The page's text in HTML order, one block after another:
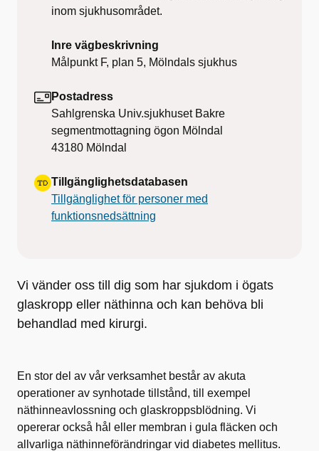
inom sjukhusområdet.
Inre vägbeskrivning
Målpunkt F, plan 5, Mölndals sjukhus
Postadress
Sahlgrenska Univ.sjukhuset Bakre
segmentmottagning ögon Mölndal
43180 Mölndal
Tillgänglighetsdatabasen
Tillgänglighet för personer med
funktionsnedsättning
Vi vänder oss till dig som har sjukdom i ögats
glaskropp eller näthinna och kan behöva bli
behandlad med kirurgi.
En stor del av vår verksamhet består av akuta
operationer av synhotade tillstånd, till exempel
näthinneavlossning och glaskroppsblödning. Vi
opererar också hål eller membran i gula fläcken och
allvarliga näthinneförändringar vid diabetes mellitus.